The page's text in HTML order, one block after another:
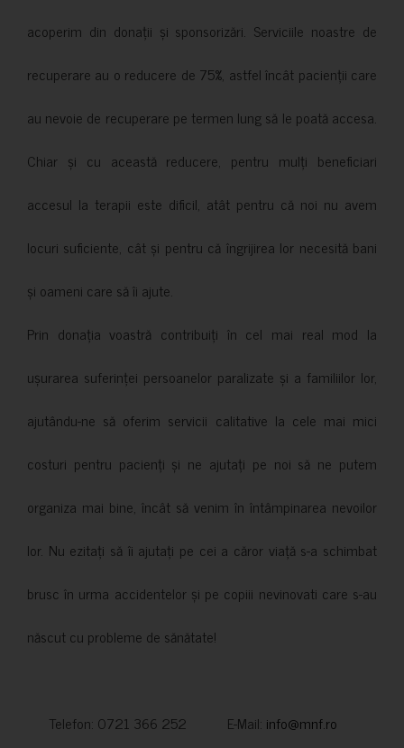
acoperim din donații și sponsorizări. Serviciile noastre de
recuperare au o reducere de 75%, astfel încât pacienții care
au nevoie de recuperare pe termen lung să le poată accesa.
Chiar și cu această reducere, pentru mulți beneficiari
accesul la terapii este dificil, atât pentru că noi nu avem
locuri suficiente, cât și pentru că îngrijirea lor necesită bani
și oameni care să îi ajute.
Prin donația voastră contribuiți în cel mai real mod la
ușurarea suferinței persoanelor paralizate și a familiilor lor,
ajutându-ne să oferim servicii calitative la cele mai mici
costuri pentru pacienți și ne ajutați pe noi să ne putem
organiza mai bine, încât să venim în întâmpinarea nevoilor
lor. Nu ezitați să îi ajutați pe cei a căror viață s-a schimbat
brusc în urma accidentelor și pe copiii nevinovati care s-au
născut cu probleme de sănătate!
Telefon: 0721 366 252 E-Mail: info@mnf.ro